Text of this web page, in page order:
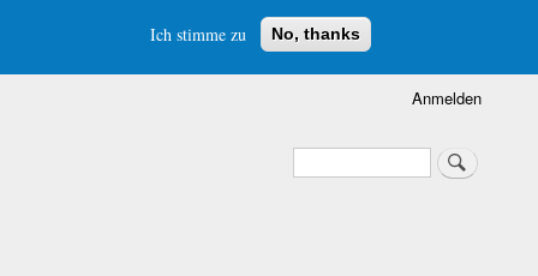
Ich stimme zu No, thanks
Anmelden
Suche
Suche